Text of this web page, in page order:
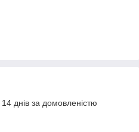
днів за домовленістю